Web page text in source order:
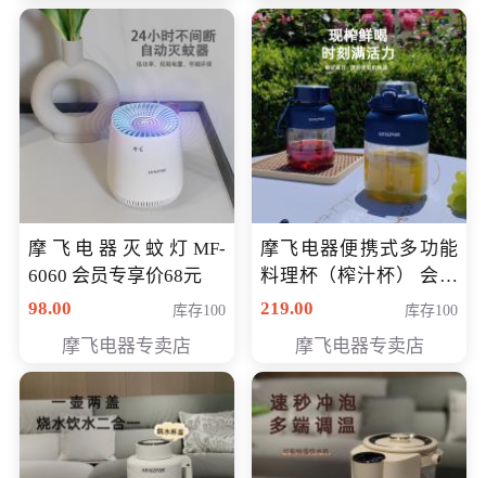
摩飞电器灭蚊灯MF-
6060 会员专享价68元
98.00
库存100
摩飞电器专卖店
摩飞电器便携式多功能
料理杯（榨汁杯） 会员
专享价118元
219.00 库存100
摩飞电器专卖店